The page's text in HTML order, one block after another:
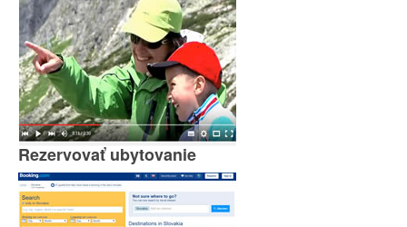
Rezervovať ubytovanie